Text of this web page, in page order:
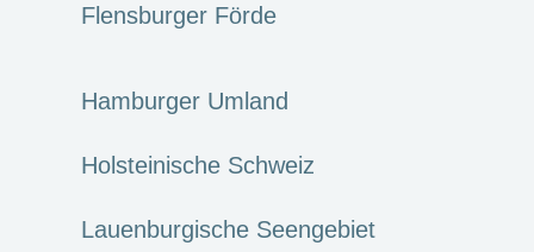
Flensburger Förde
Hamburger Umland
Holsteinische Schweiz
Lauenburgische Seengebiet